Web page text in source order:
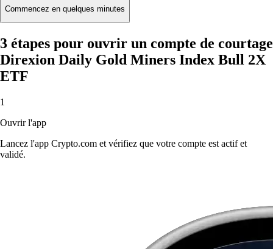
Commencez en quelques minutes
3 étapes pour ouvrir un compte de courtage
Direxion Daily Gold Miners Index Bull 2X
ETF
1
Ouvrir l'app
Lancez l'app Crypto.com et vérifiez que votre compte est actif et
validé.